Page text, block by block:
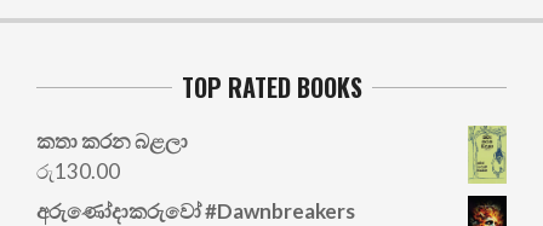
TOP RATED BOOKS
කතා කරන බළලා
රු130.00
අරු‍ණෝදාකරුවෝ #Dawnbreakers